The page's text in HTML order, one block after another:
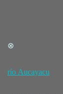
⊗
río Aucayacu